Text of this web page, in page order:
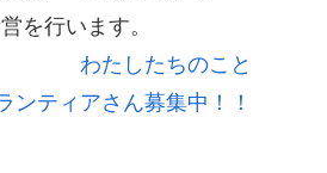
を行います。
わたしたちのこと
ンティアさん募集中！！